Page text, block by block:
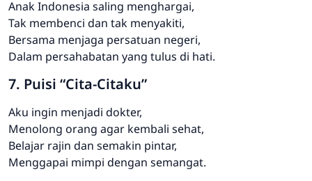
Anak Indonesia saling menghargai,
Tak membenci dan tak menyakiti,
Bersama menjaga persatuan negeri,
Dalam persahabatan yang tulus di hati.
7. Puisi “Cita-Citaku”
Aku ingin menjadi dokter,
Menolong orang agar kembali sehat,
Belajar rajin dan semakin pintar,
Menggapai mimpi dengan semangat.